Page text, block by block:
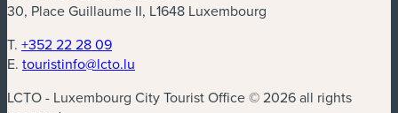
30, Place Guillaume II, L1648 Luxembourg
T. +352 22 28 09
E. touristinfo@lcto.lu
LCTO - Luxembourg City Tourist Office © 2026 all rights